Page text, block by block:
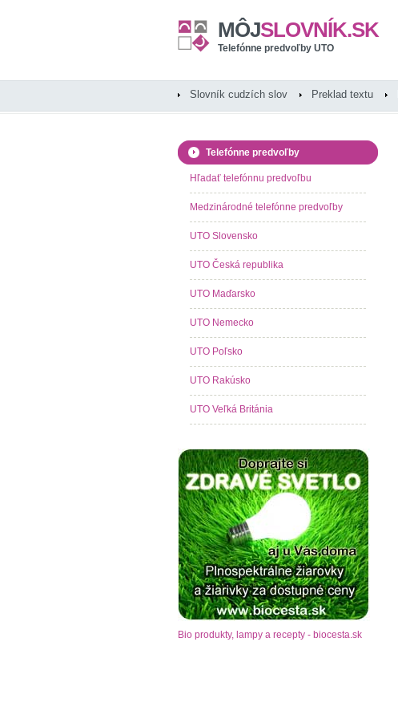
MÔJSLOVNÍK.SK
Telefónne predvoľby UTO
Slovník cudzích slov Preklad textu
Telefónne predvoľby
Hľadať telefónnu predvoľbu
Medzinárodné telefónne predvoľby
UTO Slovensko
UTO Česká republika
UTO Maďarsko
UTO Nemecko
UTO Poľsko
UTO Rakúsko
UTO Veľká Británia
Bio produkty, lampy a recepty - biocesta.sk